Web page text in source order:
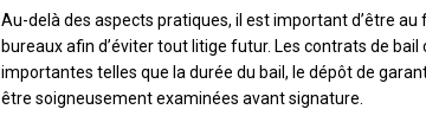
Au-delà des aspects pratiques, il est important d’être
bureaux afin d’éviter tout litige futur. Les contrats de
importantes telles que la durée du bail, le dépôt de
être soigneusement examinées avant signature.